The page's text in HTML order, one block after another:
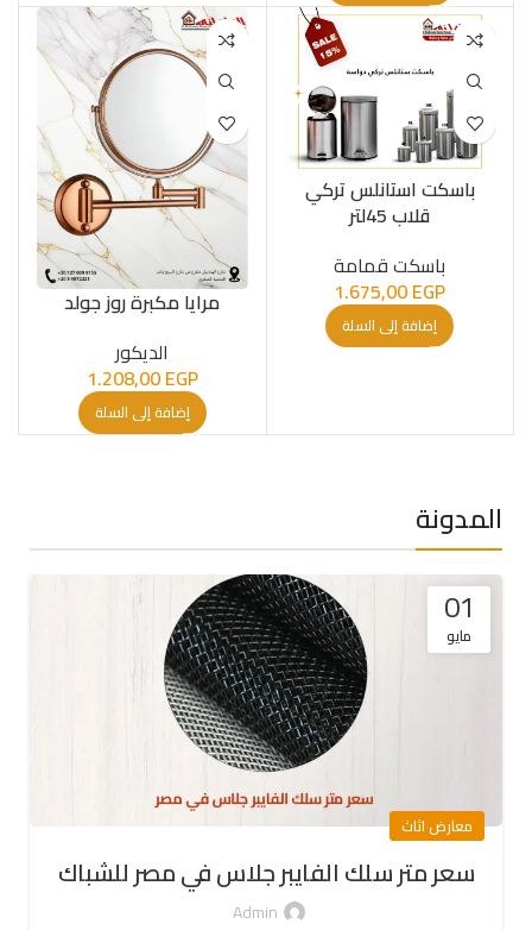
باسكت استانلس تركي
قلاب 45لتر
باسكت قمامة
1.675,00EGP
إضافة إلى السلة
مرايا مكبرة روز جولد
الدیكور
1.208,00EGP
إضافة إلى السلة
المدونة
01
مايو
معارض اثاث
سعر متر سلك الفايبر جلاس في مصر للشباك
Admin